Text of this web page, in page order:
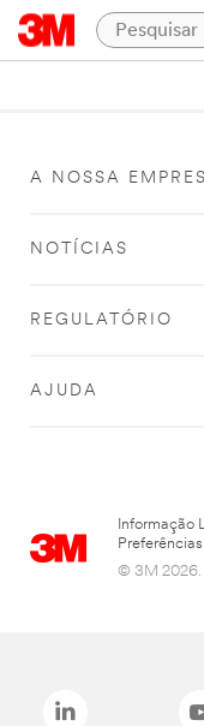
A NOSSA
NOTÍCIAS
REGULATÓRIO
AJUDA
Informação
© 3M 2026.